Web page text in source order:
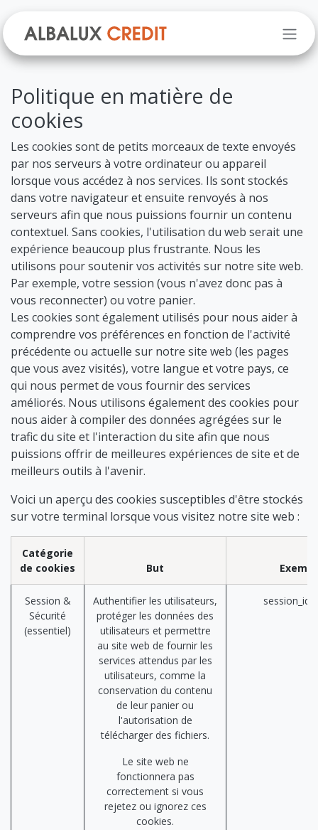
Politique en matière de
cookies
Les cookies sont de petits morceaux de texte envoyés
par nos serveurs à votre ordinateur ou appareil
lorsque vous accédez à nos services. Ils sont stockés
dans votre navigateur et ensuite renvoyés à nos
serveurs afin que nous puissions fournir un contenu
contextuel. Sans cookies, l'utilisation du web serait une
expérience beaucoup plus frustrante. Nous les
utilisons pour soutenir vos activités sur notre site web.
Par exemple, votre session (vous n'avez donc pas à
vous reconnecter) ou votre panier.
Les cookies sont également utilisés pour nous aider à
comprendre vos préférences en fonction de l'activité
précédente ou actuelle sur notre site web (les pages
que vous avez visités), votre langue et votre pays, ce
qui nous permet de vous fournir des services
améliorés. Nous utilisons également des cookies pour
nous aider à compiler des données agrégées sur le
trafic du site et l'interaction du site afin que nous
puissions offrir de meilleures expériences de site et de
meilleurs outils à l'avenir.
Voici un aperçu des cookies susceptibles d'être stockés
sur votre terminal lorsque vous visitez notre site web :
Catégorie
de cookies
But
Session &
Sécurité
(essentiel)
Authentifier les utilisateurs,
protéger les données des
utilisateurs et permettre
au site web de fournir les
services attendus par les
utilisateurs, comme la
conservation du contenu
de leur panier ou
l'autorisation de
télécharger des fichiers.
Le site web ne
fonctionnera pas
correctement si vous
rejetez ou ignorez ces
cookies.
session_id